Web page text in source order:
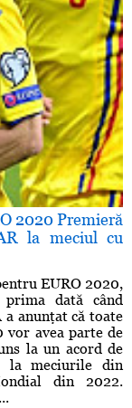
2020 Premieră
la meciul cu
EURO 2020,
dată când
anunţat că toate
avea parte de
la un acord de
la meciurile din
din 2022.